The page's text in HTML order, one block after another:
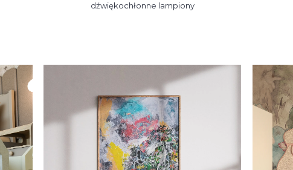
dźwiękochłonne lampiony